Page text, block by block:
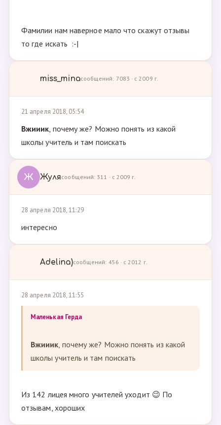
Фамилии нам наверное мало что скажут отзывы
то где искать :-|
miss_minaсообщений: 7083 · с 2009 г.
21 апреля 2018, 05:54
Вжииик, почему же? Можно понять из какой
школы учитель и там поискать
Ж Жулясообщений: 311 · с 2009 г.
28 апреля 2018, 11:29
интересно
Adelina)сообщений: 456 · с 2012 г.
28 апреля 2018, 11:55
Маленькая Герда
Вжииик, почему же? Можно понять из какой
школы учитель и там поискать
Из 142 лицея много учителей уходит 😉 По
отзывам, хороших